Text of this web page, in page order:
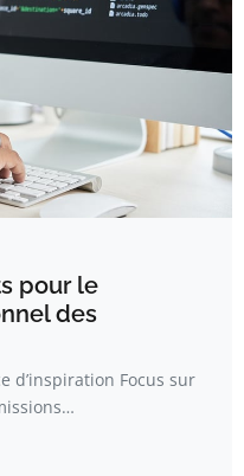
pour le
des
d’inspiration Focus sur